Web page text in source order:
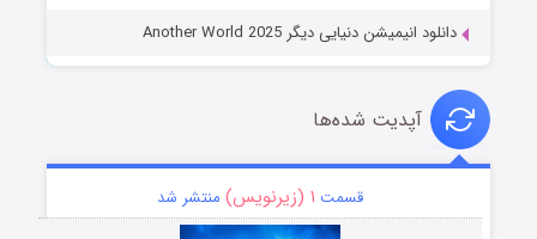
دانلود انیمیشن دنیایی دیگر Another World 2025
آپدیت شده‌ها
قسمت ۱ (زیرنویس) منتشر شد